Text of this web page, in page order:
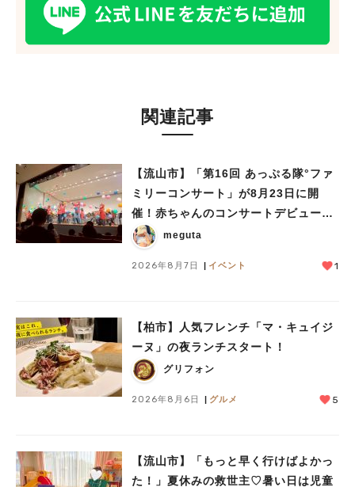
関連記事
【流山市】「第16回 あっぷる隊°ファ
ミリーコンサート」が8月23日に開
催！赤ちゃんのコンサートデビューに
も♪
meguta
2026年8月7日 イベント 1
【柏市】人気フレンチ「マ・キュイジ
ーヌ」の夜ランチスタート！
グリフォン
2026年8月6日 グルメ 5
【流山市】「もっと早く行けばよかっ
た！」夏休みの救世主♡暑い日は児童
人気のキーワード
#ラーメン#ショッピング #カフェ
#教えたい／教えて投稿記事